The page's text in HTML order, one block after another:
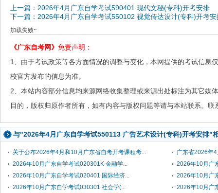
上一篇：2026年4月广东自学考试590401 现代文秘(专科)开考安排
下一篇：2026年4月广东自学考试550102 视觉传达设计(专科)开考安
加载失败~
《广东自考网》 免责声明：
1、由于考试政策等各方面情况的调整与变化，本网提供的考试信息
校官方发布的信息为准。
2、本站内容部分信息均来源网络收集整理或来源出处标注为其它媒
目的，版权归原作者所有，如有内容与版权问题等请与本站联系。
与"2026年4月广东自学考试550113 广告艺术设计(专科)开考安排"
关于公布2026年4月和10月广东省自考开考课程考...
广东省2026年
2026年10月广东自学考试020301K 金融学...
2026年10月广
2026年10月广东自学考试020401 国际经济...
2026年10月广
2026年10月广东自学考试030301 社会学(...
2026年10月广